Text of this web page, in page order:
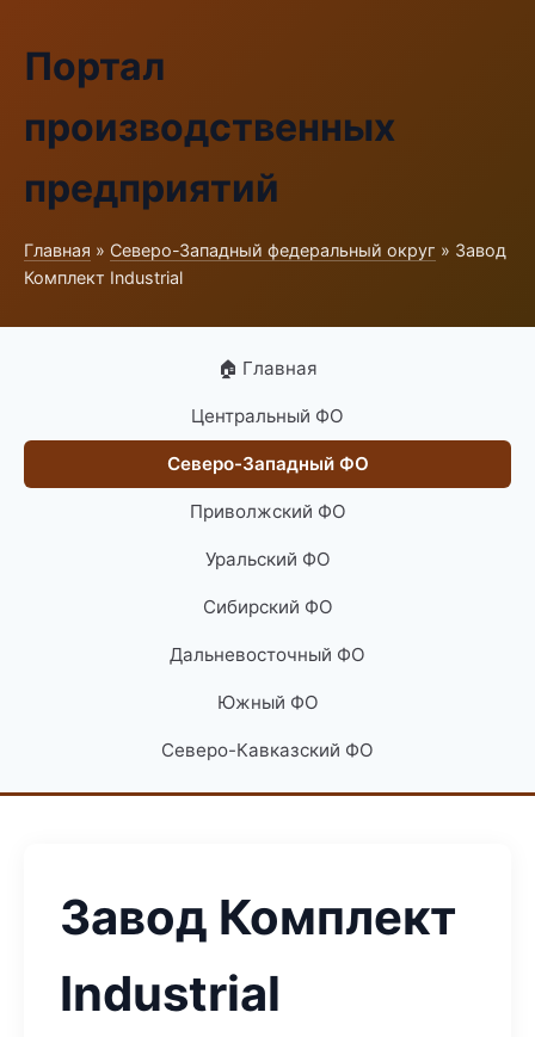
Портал
производственных
предприятий
Главная » Северо-Западный федеральный округ » Завод
Комплект Industrial
🏠 Главная
Центральный ФО
Северо-Западный ФО
Приволжский ФО
Уральский ФО
Сибирский ФО
Дальневосточный ФО
Южный ФО
Северо-Кавказский ФО
Завод Комплект
Industrial